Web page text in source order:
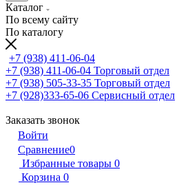
Каталог
По всему сайту
По каталогу
+7 (938) 411-06-04
+7 (938) 411-06-04 Торговый отдел
+7 (938) 505-33-35 Торговый отдел
+7 (928)333-65-06 Сервисный отдел
Заказать звонок
Войти
Сравнение0
Избранные товары 0
Корзина 0